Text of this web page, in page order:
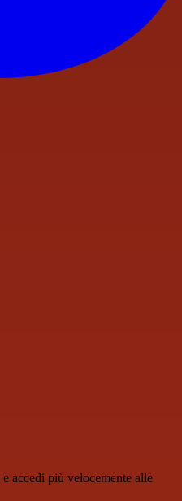
accedi più velocemente alle